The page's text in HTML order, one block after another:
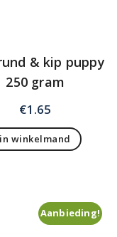
& kip puppy
250 gram
€1.65
in winkelmand
Aanbieding!